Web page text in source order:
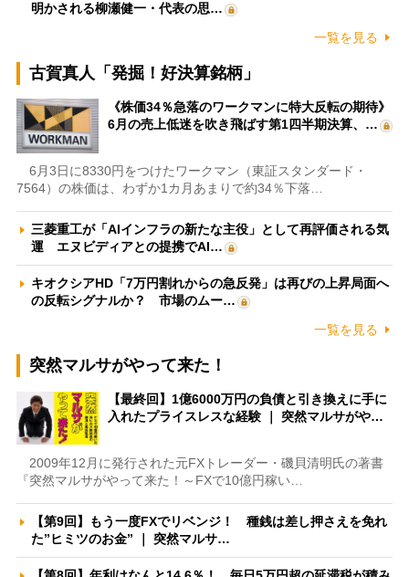
明かされる柳瀬健一・代表の思…
一覧を見る
古賀真人「発掘！好決算銘柄」
《株価34％急落のワークマンに特大反転の期待》
6月の売上低迷を吹き飛ばす第1四半期決算、…
6月3日に8330円をつけたワークマン（東証スタンダード・
7564）の株価は、わずか1カ月あまりで約34％下落…
三菱重工が「AIインフラの新たな主役」として再評価される気
運 エヌビディアとの提携でAI…
キオクシアHD「7万円割れからの急反発」は再びの上昇局面へ
の反転シグナルか？ 市場のムー…
一覧を見る
突然マルサがやって来た！
【最終回】1億6000万円の負債と引き換えに手に
入れたプライスレスな経験 ｜ 突然マルサがや…
2009年12月に発行された元FXトレーダー・磯貝清明氏の著書
『突然マルサがやって来た！～FXで10億円稼い…
【第9回】もう一度FXでリベンジ！ 種銭は差し押さえを免れ
た”ヒミツのお金” ｜ 突然マルサ…